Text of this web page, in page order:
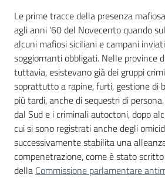
Le prime tracce della presenza
agli anni ‘60 del Novecento quando
alcuni mafiosi siciliani e campani
soggiornanti obbligati. Nelle province
tuttavia, esistevano già dei gruppi
soprattutto a rapine, furti, gestione di
più tardi, anche di sequestri di
dal Sud e i criminali autoctoni, dopo
cui si sono registrati anche degli
successivamente stabilita una
compenetrazione, come è stato
della Commissione parlamentare